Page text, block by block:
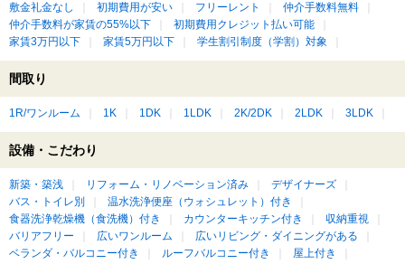
敷金礼金なし 初期費用が安い フリーレント
仲介手数料無料
仲介手数料が家賃の55%以下
初期費用クレジット払い可能
家賃3万円以下
家賃5万円以下 学生割引制度（学割）対象
間取り
1R/ワンルーム 1K 1DK 1LDK 2K/2DK 2LDK 3LDK
設備・こだわり
新築・築浅 リフォーム・リノベーション済み
デザイナーズ
バス・トイレ別
温水洗浄便座（ウォシュレット）付き
食器洗浄乾燥機（食洗機）付き
カウンターキッチン付き
収納重視
バリアフリー
広いワンルーム
広いリビング・ダイニングがある
ベランダ・バルコニー付き
ルーフバルコニー付き
屋上付き